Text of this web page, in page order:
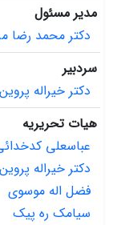
مدیر مسئول
دکتر محمد رضا
سردبیر
دکتر خیراله پروین
هیات تحریریه
عباسعلی
دکتر خیراله پروین
فضل اله موسوی
سیامک ره پیک